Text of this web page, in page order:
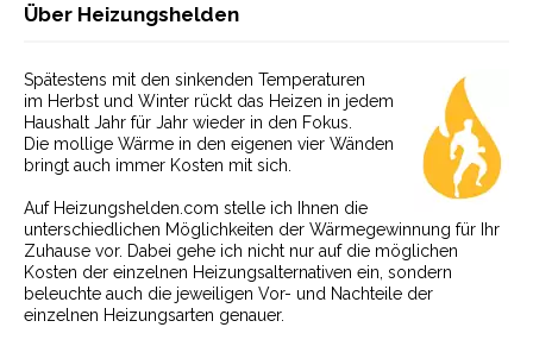
Über Heizungshelden
Spätestens mit den sinkenden Temperaturen
im Herbst und Winter rückt das Heizen in jedem
Haushalt Jahr für Jahr wieder in den Fokus.
Die mollige Wärme in den eigenen vier Wänden
bringt auch immer Kosten mit sich.
Auf Heizungshelden.com stelle ich Ihnen die
unterschiedlichen Möglichkeiten der Wärmegewinnung für Ihr
Zuhause vor. Dabei gehe ich nicht nur auf die möglichen
Kosten der einzelnen Heizungsalternativen ein, sondern
beleuchte auch die jeweiligen Vor- und Nachteile der
einzelnen Heizungsarten genauer.